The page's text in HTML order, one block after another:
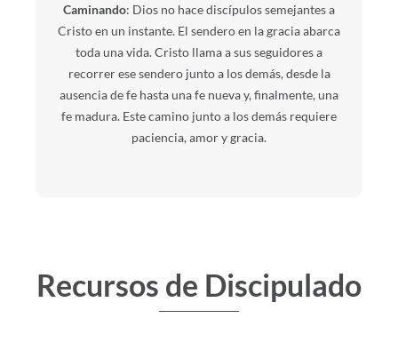
Caminando: Dios no hace discípulos semejantes a
Cristo en un instante. El sendero en la gracia abarca
toda una vida. Cristo llama a sus seguidores a
recorrer ese sendero junto a los demás, desde la
ausencia de fe hasta una fe nueva y, finalmente, una
fe madura. Este camino junto a los demás requiere
paciencia, amor y gracia.
Recursos de Discipulado